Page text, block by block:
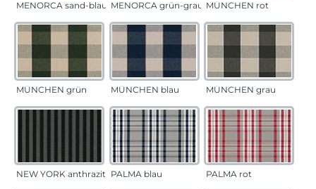
MENORCA sand-blau MENORCA grün-grau MÜNCHEN rot
MÜNCHEN grün MÜNCHEN blau MÜNCHEN grau
NEW YORK anthrazit PALMA blau PALMA rot